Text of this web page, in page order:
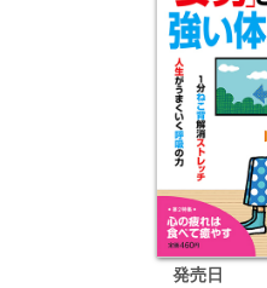
発売日